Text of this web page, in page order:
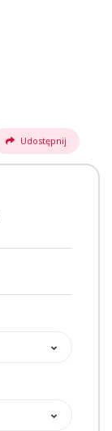
Udostępnij